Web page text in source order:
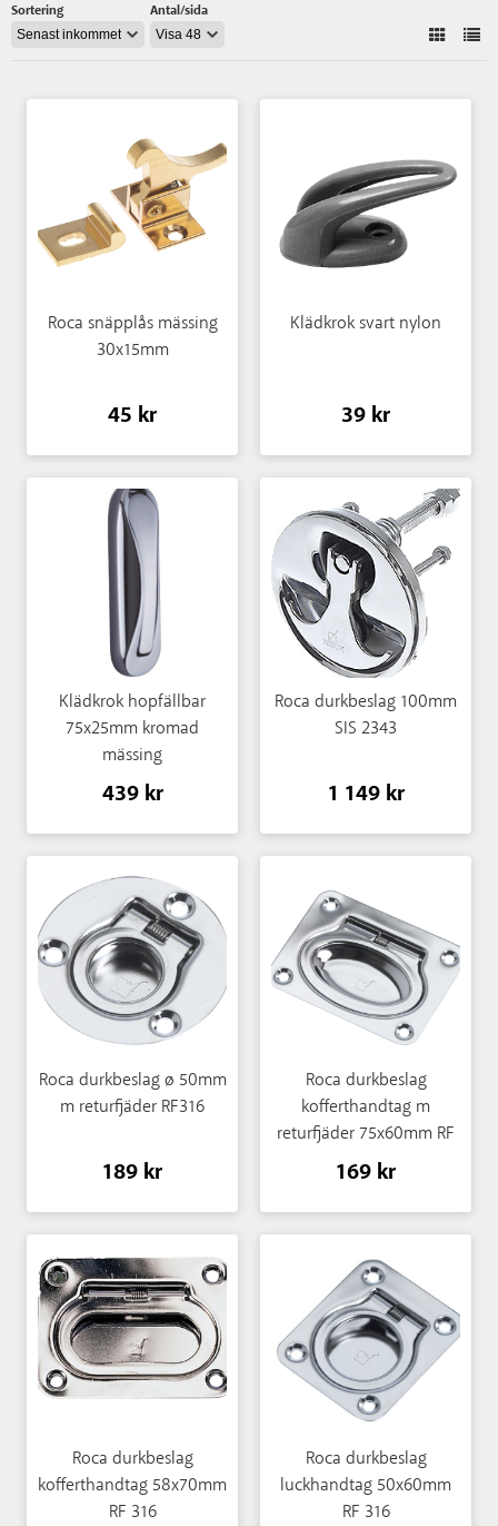
Sortering Antal/sida
Roca snäpplås mässing
30x15mm
45 kr
Klädkrok svart nylon
39 kr
Klädkrok hopfällbar
75x25mm kromad
mässing
439 kr
Roca durkbeslag 100mm
SIS 2343
1 149 kr
Roca durkbeslag ø 50mm
m returfjäder RF316
189 kr
Roca durkbeslag
kofferthandtag m
returfjäder 75x60mm RF
316
169 kr
Roca durkbeslag
kofferthandtag 58x70mm
RF 316
Roca durkbeslag
luckhandtag 50x60mm
RF 316